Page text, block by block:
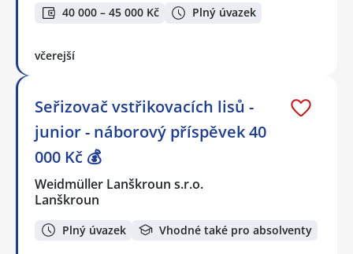
40 000 – 45 000 Kč Plný úvazek
včerejší
Seřizovač vstřikovacích lisů -
junior - náborový příspěvek 40
000 Kč 💰
Weidmüller Lanškroun s.r.o.
Lanškroun
Plný úvazek Vhodné také pro absolventy